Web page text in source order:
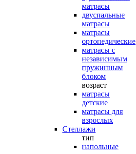
матрасы
двуспальные
матрасы
матрасы
ортопедические
матрасы с
независимым
пружинным
блоком
возраст
матрасы
детские
матрасы для
взрослых
Стеллажи
тип
напольные